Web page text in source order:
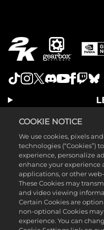
©2025 Gearbox Software.
COOKIE NOTICE
We use cookies, pixels
technologies (“Cookies”)
experience, personalize
enhance your experience
applications, or other web-
These Cookies may
and video viewing
Certain Cookies are
non-optional Cookies
experience. You can